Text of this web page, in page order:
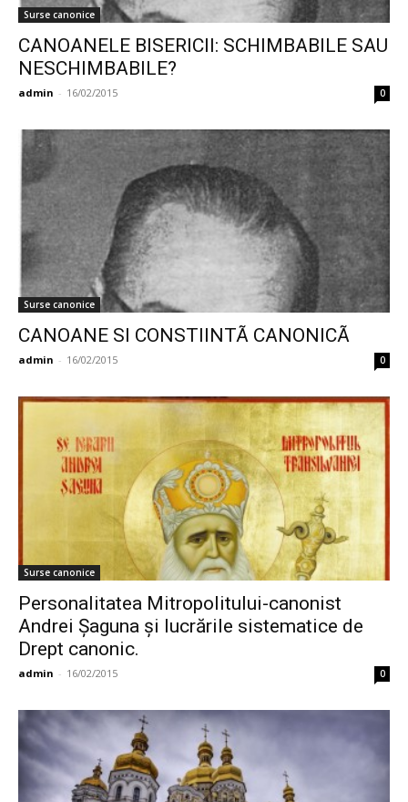
Surse canonice
CANOANELE BISERICII: SCHIMBABILE SAU
NESCHIMBABILE?
admin - 16/02/2015 0
Surse canonice
CANOANE SI CONSTIINTÃ CANONICÃ
admin - 16/02/2015 0
Surse canonice
Personalitatea Mitropolitului-canonist
Andrei Şaguna și lucrările sistematice de
Drept canonic.
admin - 16/02/2015 0